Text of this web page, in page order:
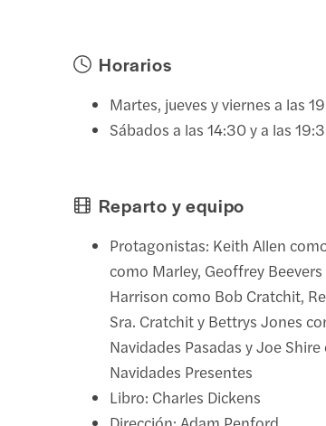
Horarios
Martes, jueves y viernes a las
Sábados a las 14:30 y a las
Reparto y equipo
Protagonistas: Keith Allen
como Marley, Geoffrey
Harrison como Bob Cratchit,
Sra. Cratchit y Bettrys Jones
Navidades Pasadas y Joe
Navidades Presentes
Libro: Charles Dickens